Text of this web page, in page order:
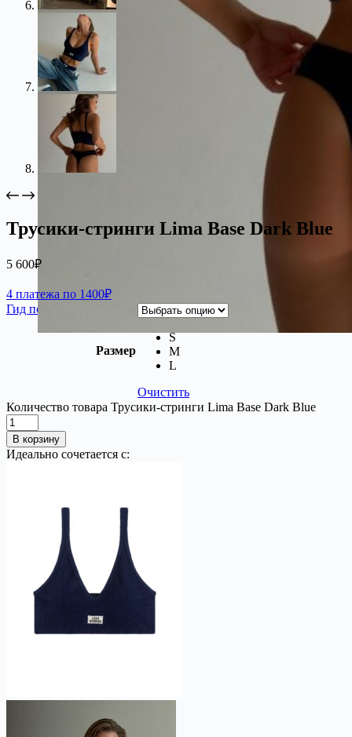
Трусики-стринги Lima Base Dark Blue
5 600₽
4 платежа по 1400₽
Гид по размерам
Размер
S
M
L
Очистить
Количество товара Трусики-стринги Lima Base Dark Blue
В корзину
Идеально сочетается с: